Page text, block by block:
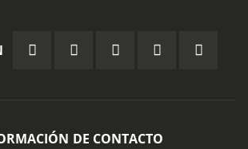
DE CONTACTO